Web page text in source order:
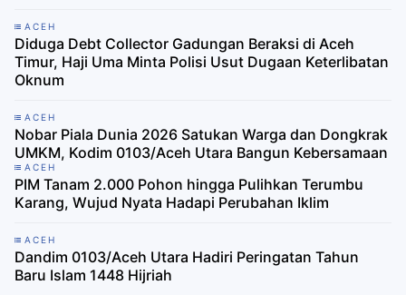
ACEH
Diduga Debt Collector Gadungan Beraksi di Aceh
Timur, Haji Uma Minta Polisi Usut Dugaan Keterlibatan
Oknum
ACEH
Nobar Piala Dunia 2026 Satukan Warga dan Dongkrak
UMKM, Kodim 0103/Aceh Utara Bangun Kebersamaan
ACEH
PIM Tanam 2.000 Pohon hingga Pulihkan Terumbu
Karang, Wujud Nyata Hadapi Perubahan Iklim
ACEH
Dandim 0103/Aceh Utara Hadiri Peringatan Tahun
Baru Islam 1448 Hijriah